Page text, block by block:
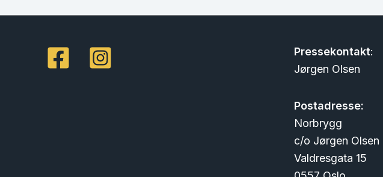
Pressekontakt:
Jørgen Olsen
Postadresse:
Norbrygg
c/o Jørgen Olsen
Valdresgata 15